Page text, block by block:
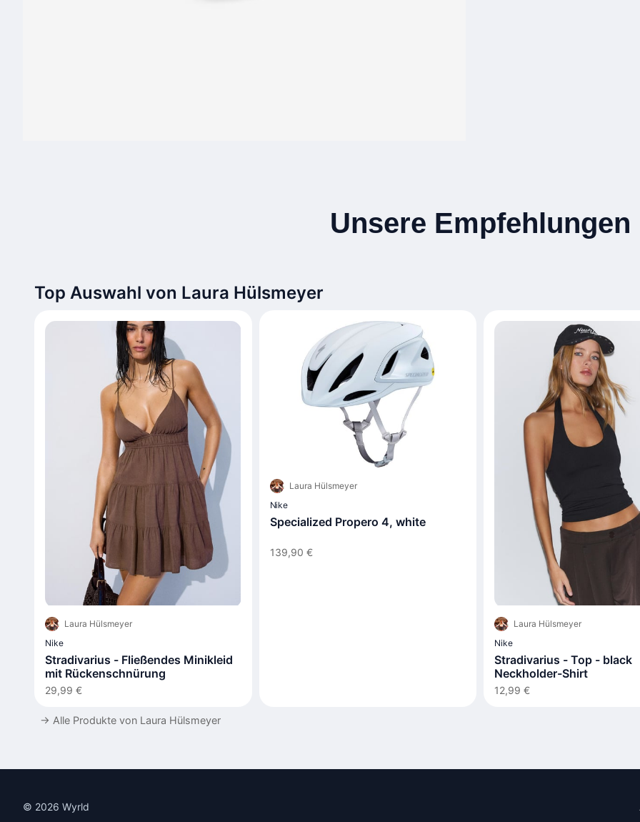
Unsere Empfehlungen
Top Auswahl von Laura Hülsmeyer
Laura Hülsmeyer
Nike
Stradivarius - Fließendes Minikleid
mit Rückenschnürung
29,99 €
Laura Hülsmeyer
Nike
Specialized Propero 4, white
139,90 €
Laura Hülsmeyer
Nike
Stradivarius - Top - black
Neckholder-Shirt
12,99 €
→ Alle Produkte von Laura Hülsmeyer
© 2026 Wyrld